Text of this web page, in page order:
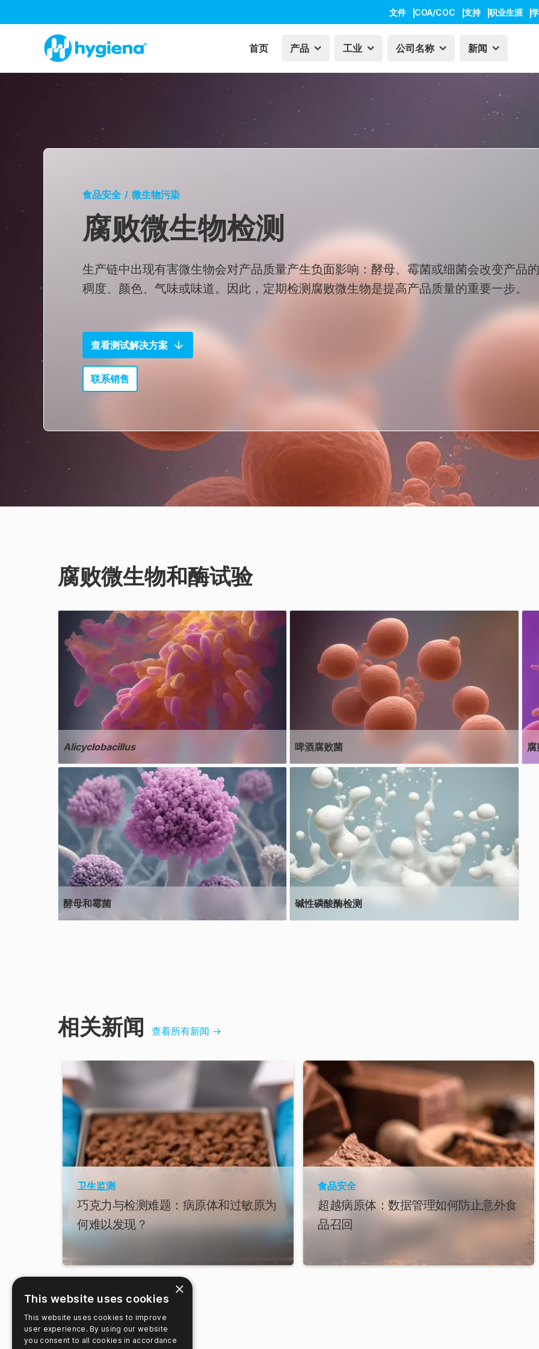
文件 COA/COC 支持 职业生涯
首页 产品 工业 公司名称 新闻
食品安全 / 微生物污染
腐败微生物检测
生产链中出现有害微生物会对产品质量产生负面影响：酵母、霉菌或细菌会改变产品的
稠度、颜色、气味或味道。因此，定期检测腐败微生物是提高产品质量的重要一步。
查看测试解决方案
联系销售
腐败微生物和酶试验
Alicyclobacillus 啤酒腐败菌
酵母和霉菌 碱性磷酸酶检测
相关新闻 查看所有新闻 →
卫生监测
巧克力与检测难题：病原体和过敏原为
何难以发现？
食品安全
超越病原体：数据管理如何防止意外食
品召回
×
This website uses cookies
This website uses cookies to improve
user experience. By using our website
you consent to all cookies in accordance